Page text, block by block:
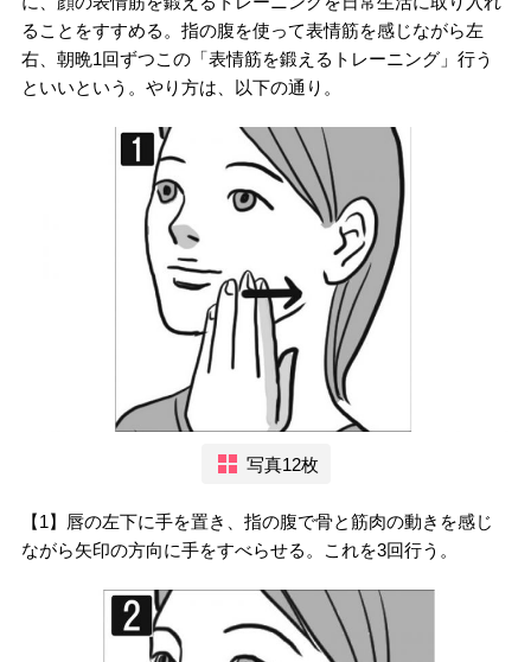
ることをすすめる。指の腹を使って表情筋を感じながら左
右、朝晩1回ずつこの「表情筋を鍛えるトレーニング」行う
といいという。やり方は、以下の通り。
写真12枚
【1】唇の左下に手を置き、指の腹で骨と筋肉の動きを感じ
ながら矢印の方向に手をすべらせる。これを3回行う。